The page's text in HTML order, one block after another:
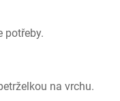
potřeby.
na vrchu.